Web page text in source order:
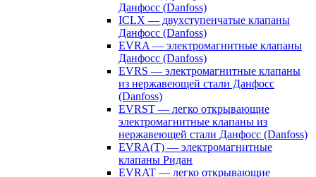
Данфосс (Danfoss)
ICLX — двухступенчатые клапаны
Данфосс (Danfoss)
EVRA — электромагнитные клапаны
Данфосс (Danfoss)
EVRS — электромагнитные клапаны
из нержавеющей стали Данфосс
(Danfoss)
EVRST — легко открывающие
электромагнитные клапаны из
нержавеющей стали Данфосс (Danfoss)
EVRA(T) — электромагнитные
клапаны Ридан
EVRAT — легко открывающие